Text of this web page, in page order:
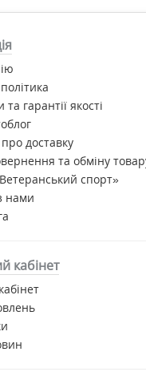
гарантії якості
доставку
та обміну
спорт»
нами
кабінет